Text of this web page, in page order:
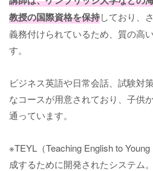
教授の国際資格を保持しており、
義務付けられているため、質の高
す。
ビジネス英語や日常会話、試験対
なコースが用意されており、子供
通っています。
※TEYL（Teaching English to
成するために開発されたシステム。